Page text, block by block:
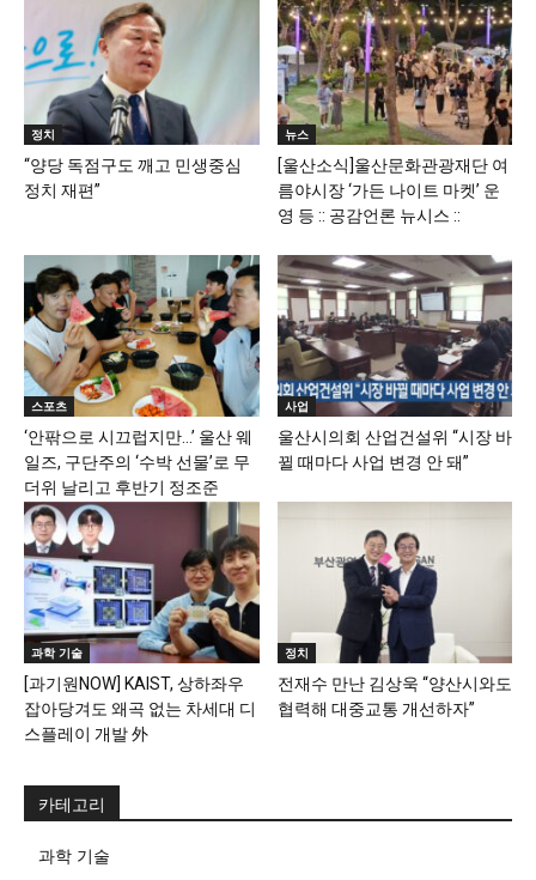
정치
“양당 독점구도 깨고 민생중심
정치 재편”
뉴스
[울산소식]울산문화관광재단 여
름야시장 ‘가든 나이트 마켓’ 운
영 등 :: 공감언론 뉴시스 ::
스포츠
‘안팎으로 시끄럽지만…’ 울산 웨
일즈, 구단주의 ‘수박 선물’로 무
더위 날리고 후반기 정조준
사업
울산시의회 산업건설위 “시장 바
뀔 때마다 사업 변경 안 돼”
과학 기술
[과기원NOW] KAIST, 상하좌우
잡아당겨도 왜곡 없는 차세대 디
스플레이 개발 外
정치
전재수 만난 김상욱 “양산시와도
협력해 대중교통 개선하자”
카테고리
과학 기술